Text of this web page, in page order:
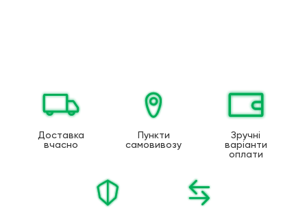
Доставка
вчасно
Пункти
самовивозу
Зручні
варіанти
оплати